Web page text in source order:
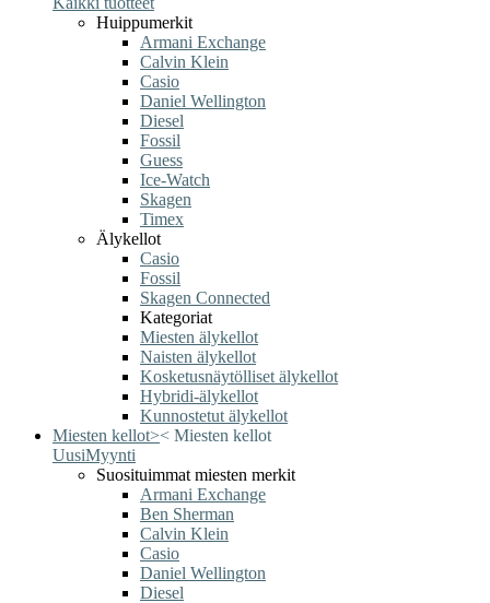
Huippumerkit
Armani Exchange
Calvin Klein
Casio
Daniel Wellington
Diesel
Fossil
Guess
Ice-Watch
Skagen
Timex
Älykellot
Casio
Fossil
Skagen Connected
Kategoriat
Miesten älykellot
Naisten älykellot
Kosketusnäytölliset älykellot
Hybridi-älykellot
Kunnostetut älykellot
Miesten kellot>< Miesten kellot
UusiMyynti
Suosituimmat miesten merkit
Armani Exchange
Ben Sherman
Calvin Klein
Casio
Daniel Wellington
Diesel